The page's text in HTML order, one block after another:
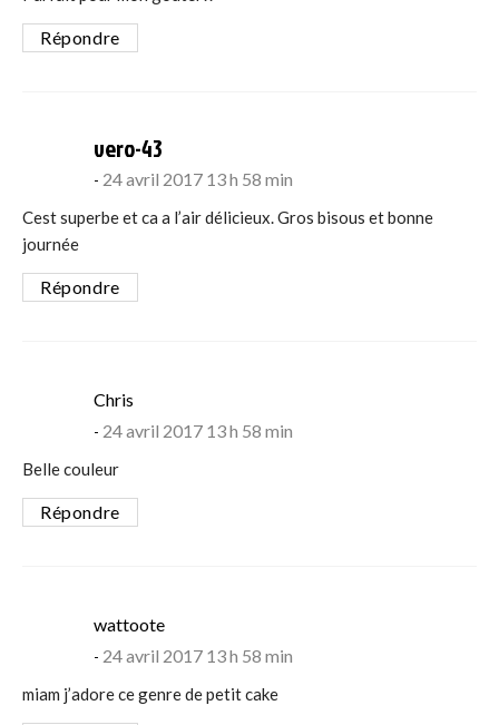
Répondre
vero-43
24 avril 2017 13 h 58 min
Cest superbe et ca a l’air délicieux. Gros bisous et bonne
journée
Répondre
Chris
24 avril 2017 13 h 58 min
Belle couleur
Répondre
wattootesays:
24 avril 2017 13 h 58 min
miam j’adore ce genre de petit cake